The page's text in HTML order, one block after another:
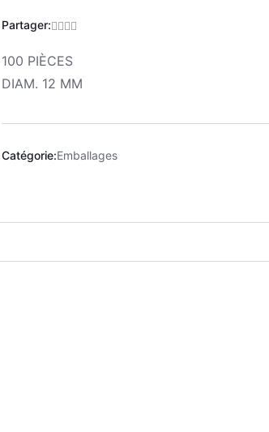
Partager:
100 PIÈCES
DIAM. 12 MM
Catégorie:Emballages